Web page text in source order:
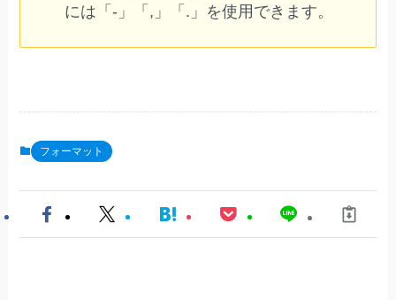
には「-」「,」「.」を使用できます。
フォーマット